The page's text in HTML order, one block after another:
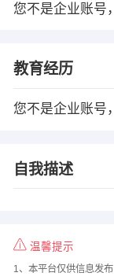
您不是企业账号
教育经历
您不是企业账号
自我描述
温馨提示
1、本平台仅供信息发